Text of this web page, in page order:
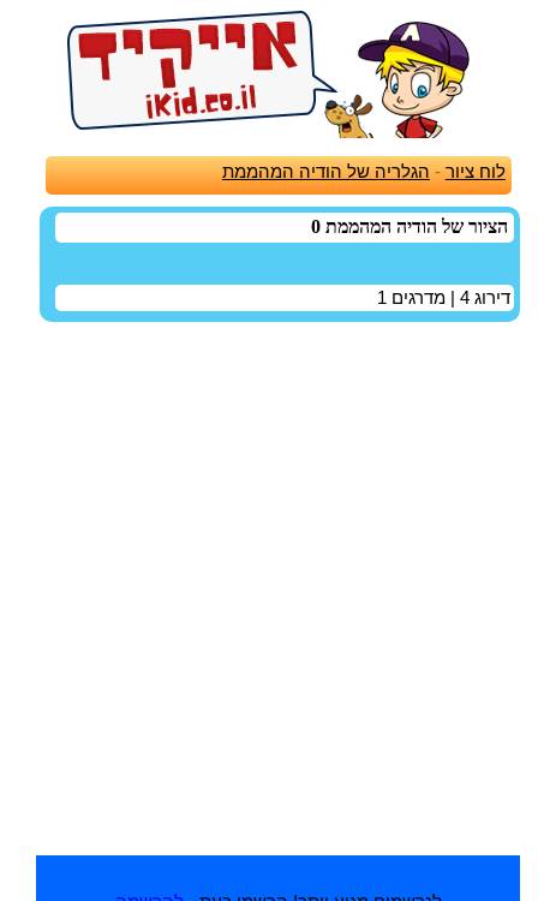
לוח ציור - הגלריה של הודיה המהממת
הציור של הודיה המהממת 0
דירוג 4 | מדרגים 1